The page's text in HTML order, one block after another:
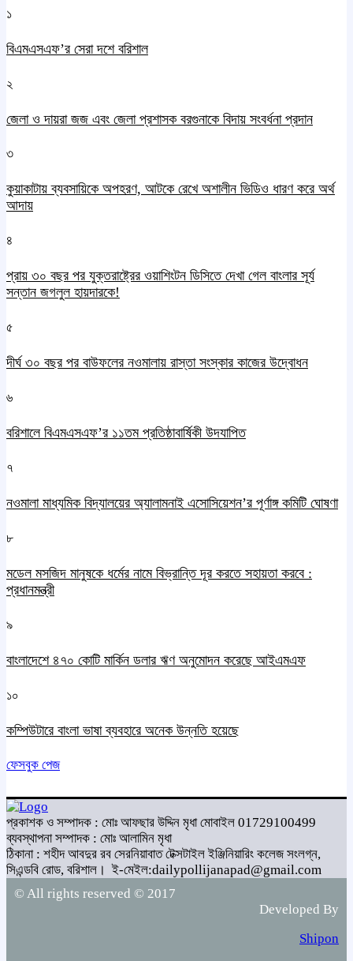
১
বিএমএসএফ’র সেরা দশে বরিশাল
২
জেলা ও দায়রা জজ এবং জেলা প্রশাসক বরগুনাকে বিদায় সংবর্ধনা প্রদান
৩
কুয়াকাটায় ব্যবসায়িকে অপহরণ, আটকে রেখে অশালীন ভিডিও ধারণ করে অর্থ
আদায়
৪
প্রায় ৩০ বছর পর যুক্তরাষ্ট্রের ওয়াশিংটন ডিসিতে দেখা গেল বাংলার সূর্য
সন্তান জগলুল হায়দারকে!
৫
দীর্ঘ ৩০ বছর পর বাউফলের নওমালায় রাস্তা সংস্কার কাজের উদ্বোধন
৬
বরিশালে বিএমএসএফ’র ১১তম প্রতিষ্ঠাবার্ষিকী উদযাপিত
৭
নওমালা মাধ্যমিক বিদ্যালয়ের অ্যালামনাই এসোসিয়েশন’র পূর্ণাঙ্গ কমিটি ঘোষণা
৮
মডেল মসজিদ মানুষকে ধর্মের নামে বিভ্রান্তি দূর করতে সহায়তা করবে :
প্রধানমন্ত্রী
৯
বাংলাদেশে ৪৭০ কোটি মার্কিন ডলার ঋণ অনুমোদন করেছে আইএমএফ
১০
কম্পিউটারে বাংলা ভাষা ব্যবহারে অনেক উন্নতি হয়েছে
ফেসবুক পেজ
প্রকাশক ও সম্পাদক : মোঃ আফছার উদ্দিন মৃধা মোবাইল 01729100499
ব্যবস্থাপনা সম্পাদক : মোঃ আলামিন মৃধা
ঠিকানা : শহীদ আবদুর রব সেরনিয়াবাত টেক্সটাইল ইঞ্জিনিয়ারিং কলেজ সংলগ্ন,
সিএন্ডবি রোড, বরিশাল। ই-মেইল:dailypollijanapad@gmail.com
© All rights reserved © 2017
Developed By
Shipon